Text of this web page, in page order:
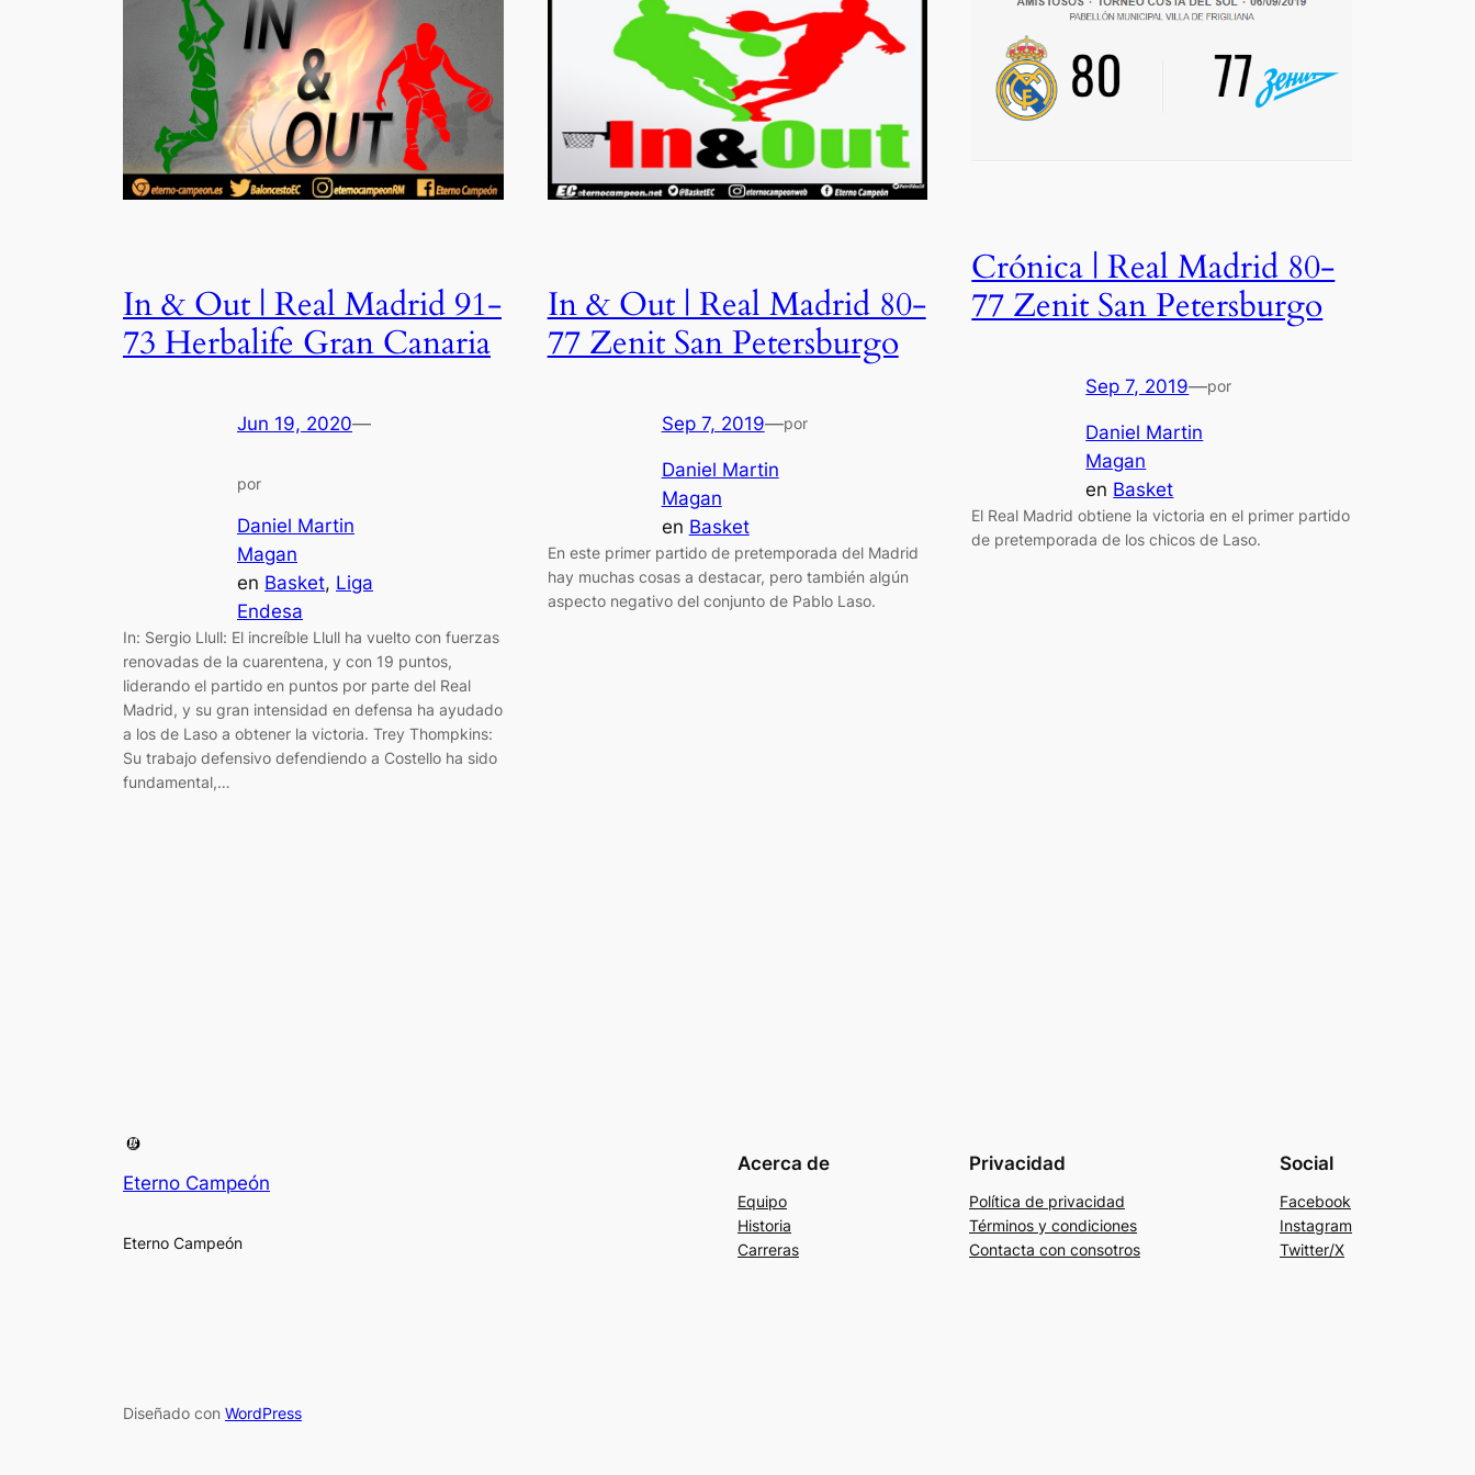
In & Out | Real Madrid 91-
73 Herbalife Gran Canaria
Jun 19, 2020—
por
Daniel Martin
Magan
en Basket, Liga
Endesa
In: Sergio Llull: El increíble Llull ha vuelto con fuerzas
renovadas de la cuarentena, y con 19 puntos,
liderando el partido en puntos por parte del Real
Madrid, y su gran intensidad en defensa ha ayudado
a los de Laso a obtener la victoria. Trey Thompkins:
Su trabajo defensivo defendiendo a Costello ha sido
fundamental,…
In & Out | Real Madrid 80-
77 Zenit San Petersburgo
Sep 7, 2019—por
Daniel Martin
Magan
en Basket
En este primer partido de pretemporada del Madrid
hay muchas cosas a destacar, pero también algún
aspecto negativo del conjunto de Pablo Laso.
Crónica | Real Madrid 80-
77 Zenit San Petersburgo
Sep 7, 2019—por
Daniel Martin
Magan
en Basket
El Real Madrid obtiene la victoria en el primer partido
de pretemporada de los chicos de Laso.
Eterno Campeón
Eterno Campeón
Acerca de
Equipo
Historia
Carreras
Privacidad
Política de privacidad
Términos y condiciones
Contacta con consotros
Social
Facebook
Instagram
Twitter/X
Diseñado con WordPress